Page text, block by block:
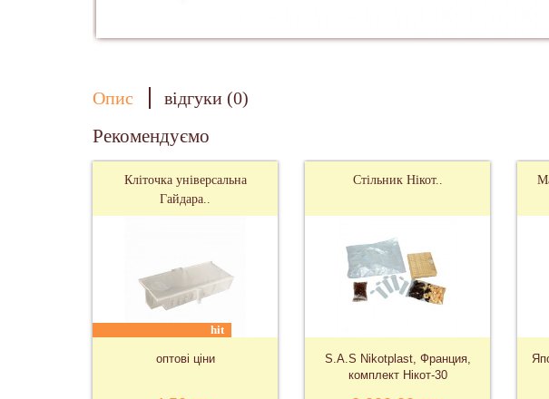
Опис відгуки (0)
Рекомендуємо
Кліточка універсальна
Гайдара..
hit
оптові ціни
Стільник Нікот..
S.A.S Nikotplast, Франция,
комплект Нікот-30